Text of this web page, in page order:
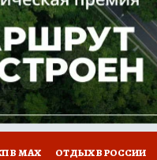
КОНКУРСЫ
В МАХ ОТДЫХ В РОССИИ